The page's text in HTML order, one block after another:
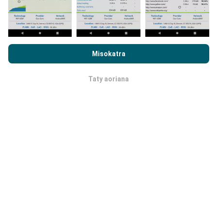
kosa dia ampiharina mialohan'ny fikajiana sy
famoahana azy.
Misokatra
Taty aoriana
ary ny andrana nPerf
Agreement
OK